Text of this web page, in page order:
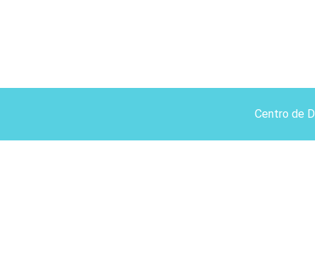
Centro de